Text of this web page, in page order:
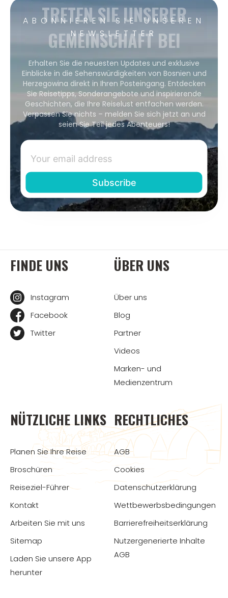
ABONNIEREN SIE UNSEREN
NEWSLETTER
TRETEN SIE UNSERER
GEMEINSCHAFT BEI
Erhalten Sie die neuesten Updates und exklusive
Einblicke in die Sehenswürdigkeiten von Bosnien und
Herzegowina direkt in Ihren Posteingang. Entdecken
Sie Reisetipps, Sonderangebote und inspirierende
Geschichten, die Ihre Reiselust entfachen werden.
Verpassen Sie nichts – melden Sie sich jetzt an und
seien Sie Teil jedes Abenteuers!
FINDE UNS
Instagram
Facebook
Twitter
ÜBER UNS
Über uns
Blog
Partner
Videos
Marken- und
Medienzentrum
NÜTZLICHE LINKS
Planen Sie Ihre Reise
Broschüren
Reiseziel-Führer
Kontakt
Arbeiten Sie mit uns
Sitemap
Laden Sie unsere App
herunter
RECHTLICHES
AGB
Cookies
Datenschutzerklärung
Wettbewerbsbedingungen
Barrierefreiheitserklärung
Nutzergenerierte Inhalte
AGB